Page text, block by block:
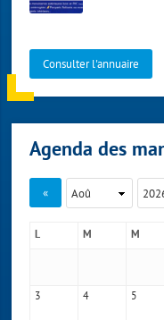
Consulter l'annuaire
Agenda des
«
L M M
3 4 5